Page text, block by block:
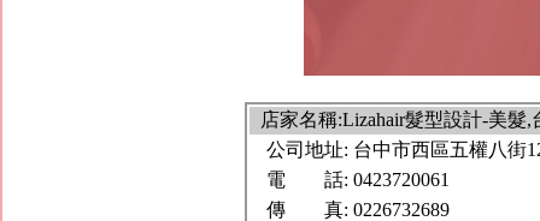
店家名稱:Lizahair髮型設計-美
公司地址: 台中市西區五權八街
電 話: 0423720061
傳 真: 0226732689